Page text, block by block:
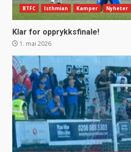
BTFC Isthmian Kamper Nyheter
Klar for opprykksfinale!
1. mai 2026